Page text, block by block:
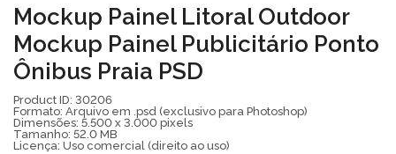
Mockup Painel Litoral Outdoor
Mockup Painel Publicitário Ponto
Ônibus Praia PSD
Product ID: 30206
Formato: Arquivo em .psd (exclusivo para Photoshop)
Dimensões: 5.500 x 3.000 pixels
Tamanho: 52.0 MB
Licença: Uso comercial (direito ao uso)